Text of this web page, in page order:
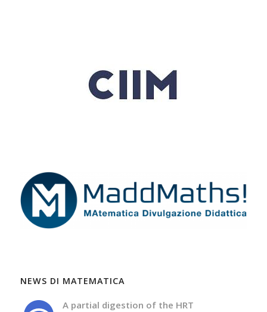
NEWS DI MATEMATICA
A partial digestion of the HRT